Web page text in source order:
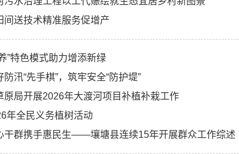
间送技术精准服务促增产
”特色模式助力增添新绿
汛“先手棋”，筑牢安全“防护堤”
原局开展2026年大渡河项目补植补栽工作
年全民义务植树活动
干群携手惠民生——壤塘县连续15年开展群众工作综述